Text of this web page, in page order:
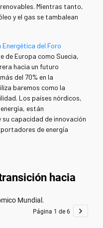
Mientras tanto,
y el gas se tambalean
Energética del Foro
de Europa como Suecia,
hacia un futuro
del 70% en la
baremos como la
Los países nórdicos,
están
capacidad de innovación
de energía